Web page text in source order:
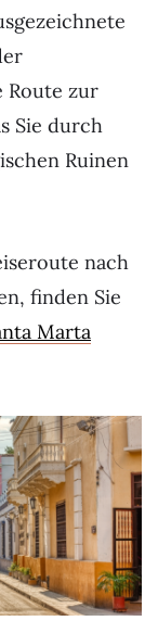
Route zur
Sie durch
Ruinen
nach
finden Sie
Marta